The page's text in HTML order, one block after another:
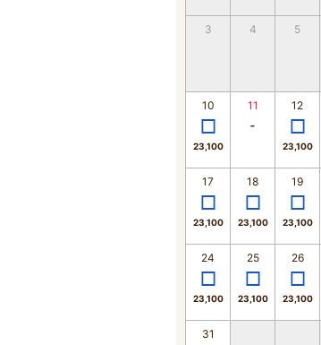
3 4 5
10
23,100
11 12
23,100
17
23,100
18
23,100
19
23,100
24
23,100
25
23,100
26
23,100
31